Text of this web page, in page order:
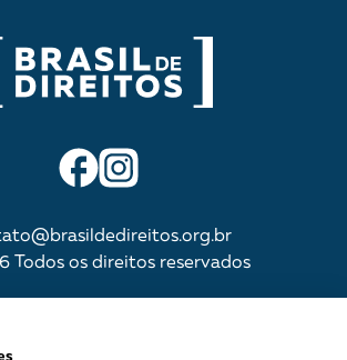
Todos os direitos reservados